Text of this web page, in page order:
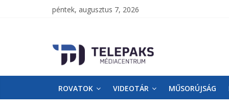
péntek, augusztus 7, 2026
TelePaks
Médiacentrum
TelePaks
Kistérségi
ROVATOK VIDEOTÁR MŰSORÚJSÁG